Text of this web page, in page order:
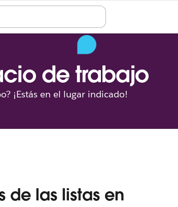
de trabajo
¡Estás en el lugar indicado!
de las listas en